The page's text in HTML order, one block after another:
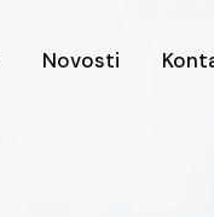
Novosti